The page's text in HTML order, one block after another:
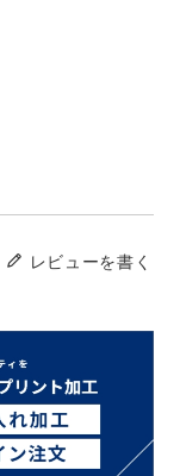
レビューを書く